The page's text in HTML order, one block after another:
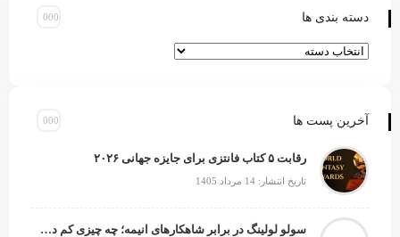
دسته بندی ها
آخرین پست ها
رقابت ۵ کتاب فانتزی برای جایزه جهانی ۲۰۲۶
تاریخ انتشار: 14 مرداد 1405
سولو لولینگ در برابر شاهکارهای انیمه؛ چه چیزی کم دارد؟